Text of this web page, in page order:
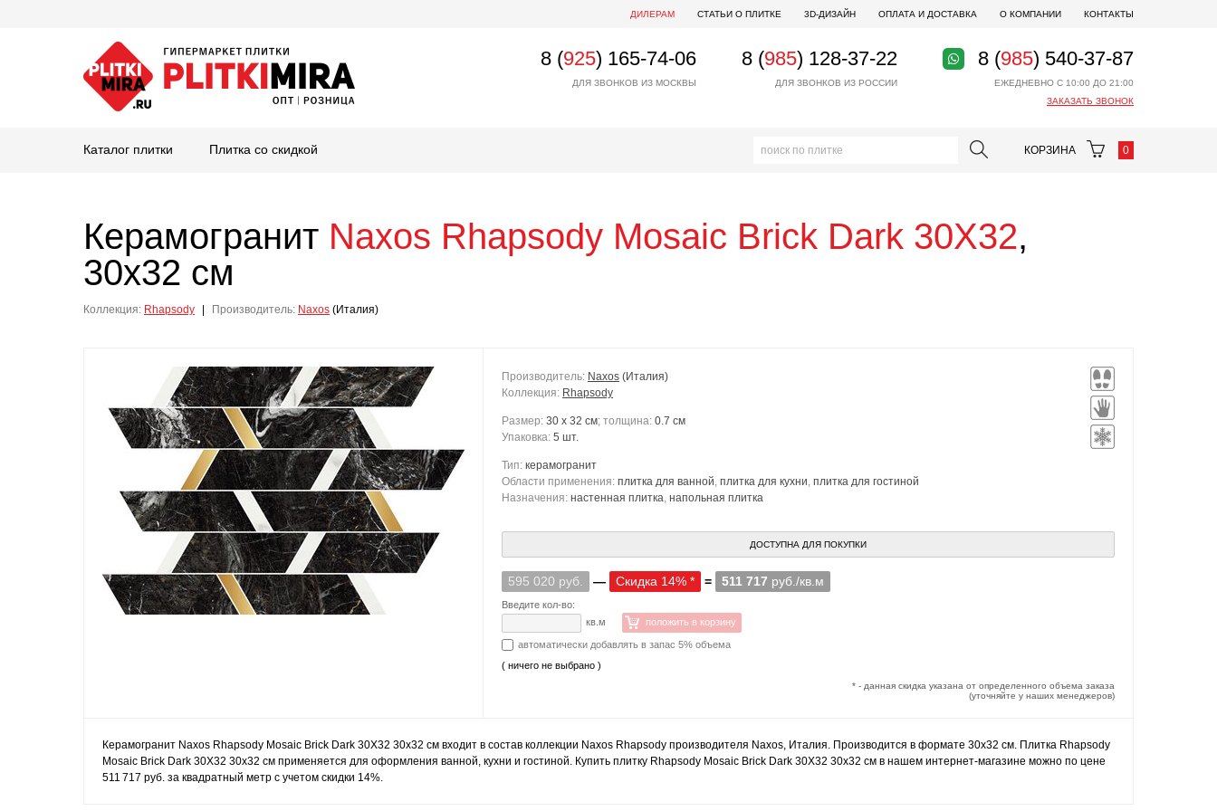
ДИЛЕРАМ СТАТЬИ О ПЛИТКЕ 3D-ДИЗАЙН ОПЛАТА И ДОСТАВКА О КОМПАНИИ КОНТАКТЫ
8 (925) 165-74-06
ДЛЯ ЗВОНКОВ ИЗ МОСКВЫ
8 (985) 128-37-22
ДЛЯ ЗВОНКОВ ИЗ РОССИИ
8 (985) 540-37-87
ЕЖЕДНЕВНО С 10:00 ДО 21:00
ЗАКАЗАТЬ ЗВОНОК
Каталог плитки Плитка со скидкой КОРЗИНА 0
Керамогранит Naxos Rhapsody Mosaic Brick Dark 30X32,
30x32 см
Коллекция: Rhapsody Производитель: Naxos (Италия)
Производитель: Naxos (Италия)
Коллекция: Rhapsody
Размер: 30 x 32 см; толщина: 0.7 см
Упаковка: 5 шт.
Тип: керамогранит
Области применения: плитка для ванной, плитка для кухни, плитка для гостиной
Назначения: настенная плитка, напольная плитка
ДОСТУПНА ДЛЯ ПОКУПКИ
595 020 руб. — Скидка 14% * = 511 717 руб./кв.м
Введите кол-во:
кв.м
положить в корзину
автоматически добавлять в запас 5% объема
( ничего не выбрано )
* - данная скидка указана от определенного объема заказа
(уточняйте у наших менеджеров)
Керамогранит Naxos Rhapsody Mosaic Brick Dark 30X32 30x32 см входит в состав коллекции Naxos Rhapsody производителя Naxos, Италия. Производится в формате 30x32 см. Плитка Rhapsody
Mosaic Brick Dark 30X32 30x32 см применяется для оформления ванной, кухни и гостиной. Купить плитку Rhapsody Mosaic Brick Dark 30X32 30x32 см в нашем интернет-магазине можно по цене
511 717 руб. за квадратный метр с учетом скидки 14%.